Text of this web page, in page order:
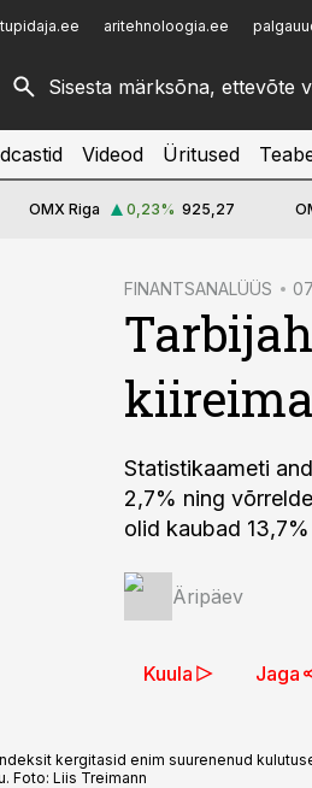
aritehnoloogia.ee
imelineajalugu.ee
Videod Üritused
OMX Riga 0,23% 925,27
FINANTSANALÜÜS
Statistikaameti
2,7% ning
olid kaubad
Äripäev
Kuula Jaga
kergitasid enim suurenenud
Foto: Liis Treimann